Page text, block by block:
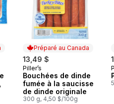
Préparé au Canada
13,49 $
Préparé au Canada
Piller’s
Bouchées de dinde
fumée à la saucisse
de dinde originale
300 g, 4,50 $/100g